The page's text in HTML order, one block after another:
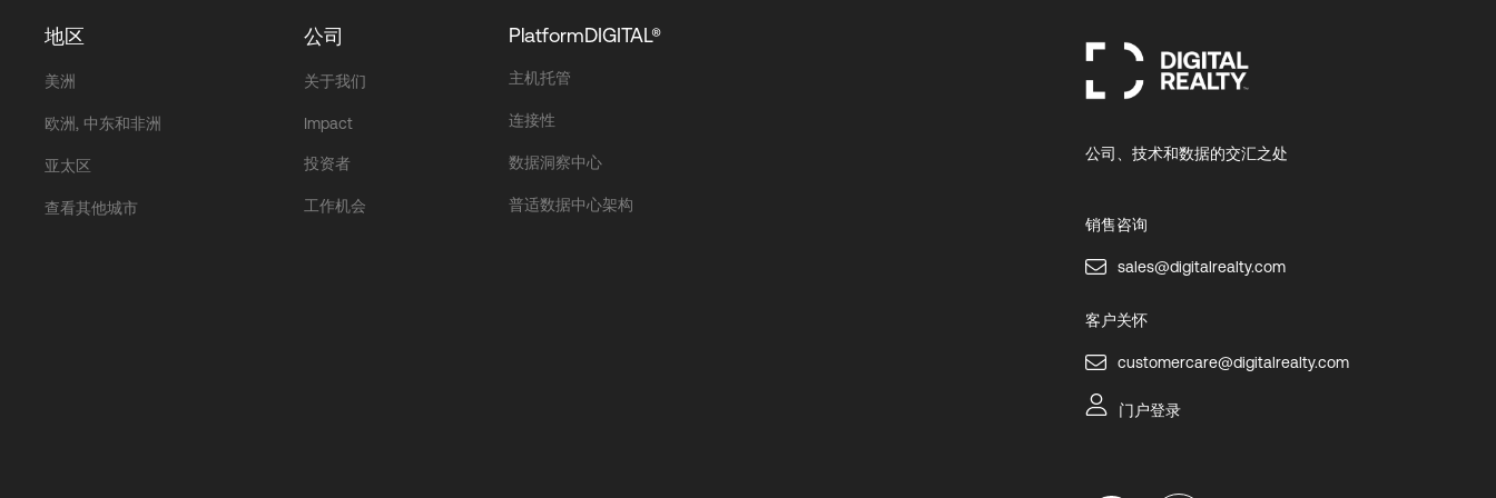
地区
美洲
欧洲, 中东和非洲
亚太区
查看其他城市
公司
关于我们
Impact
投资者
工作机会
PlatformDIGITAL®
主机托管
连接性
数据洞察中心
普适数据中心架构
公司、技术和数据的交汇之处
销售咨询
sales@digitalrealty.com
客户关怀
customercare@digitalrealty.com
门户登录